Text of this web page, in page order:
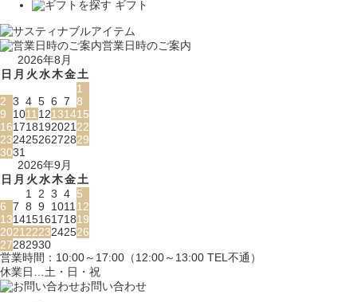
ギフト
営業日時のご案内
2026年8月
日 月 火水木金土
1
2 3 4 5 6 7 8
9
101112131415
16171819202122
23242526272829
3031
2026年9月
日 月 火水木金土
1 2 3 4 5
6 7 8 9 101112
13141516171819
20212223242526
27282930
営業時間：10:00～17:00（12:00～13:00 TEL不通）
休業日…土・日・祝
お問い合わせ